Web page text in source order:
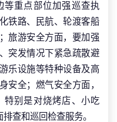
等重点部位加强巡查执
铁路、民航、轮渡客船
旅游安全方面，要加强
突发情况下紧急疏散避
乐设施等特种设备及高
安全；燃气安全方面，
特别是对烧烤店、小吃
查和巡回检查服务。